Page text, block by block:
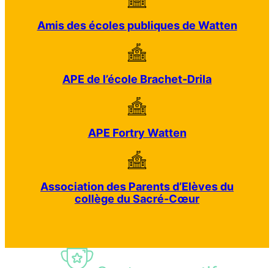
Amis des écoles publiques de Watten
APE de l’école Brachet-Drila
APE Fortry Watten
Association des Parents d’Elèves du
collège du Sacré-Cœur